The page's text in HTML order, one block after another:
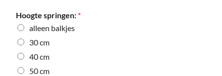
Hoogte springen: *
alleen balkjes
30 cm
40 cm
50 cm